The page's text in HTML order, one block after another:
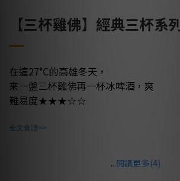
【三杯雞佛】經典三杯系
在這27°C的高雄冬天，
來一盤三杯雞佛再一杯冰啤酒，爽
難易度★★★☆☆
全文食譜>>
...閱讀更多(4)